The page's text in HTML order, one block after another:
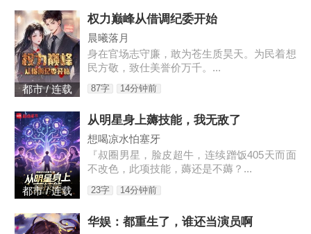
都市 / 连载
权力巅峰从借调纪委开始
晨曦落月
身在官场志守廉，敢为苍生质昊天。为民着想
民方敬，致仕美誉价万千。...
87字 14分钟前
都市 / 连载
从明星身上薅技能，我无敌了
想喝凉水怕塞牙
『叔圈男星，脸皮超牛，连续蹭饭405天而面
不改色，此项技能，薅还是不薅？...
23字 14分钟前
华娱：都重生了，谁还当演员啊